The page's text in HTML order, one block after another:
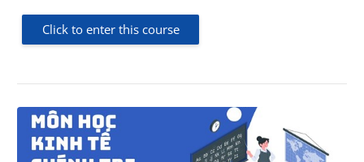
Click to enter this course